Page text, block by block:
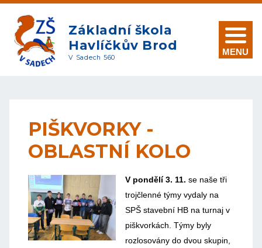
Základní škola
Havlíčkův Brod
V Sadech 560
MENU
PIŠKVORKY -
OBLASTNÍ KOLO
V pondělí 3. 11. se naše tři
trojčlenné týmy vydaly na
SPŠ stavební HB na turnaj v
piškvorkách. Týmy byly
rozlosovány do dvou skupin,